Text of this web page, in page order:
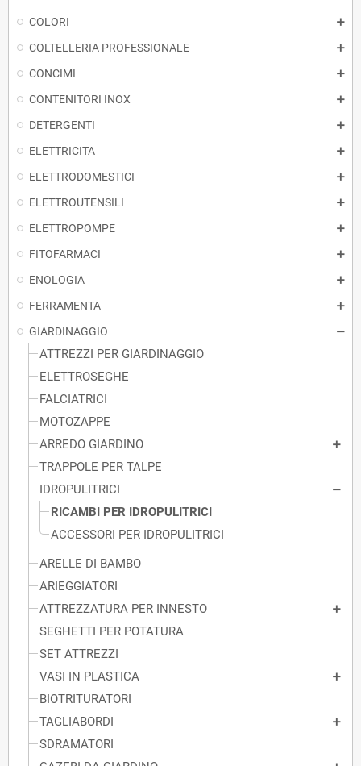
COLORI
COLTELLERIA PROFESSIONALE
CONCIMI
CONTENITORI INOX
DETERGENTI
ELETTRICITA
ELETTRODOMESTICI
ELETTROUTENSILI
ELETTROPOMPE
FITOFARMACI
ENOLOGIA
FERRAMENTA
GIARDINAGGIO
ATTREZZI PER GIARDINAGGIO
ELETTROSEGHE
FALCIATRICI
MOTOZAPPE
ARREDO GIARDINO
TRAPPOLE PER TALPE
IDROPULITRICI
RICAMBI PER IDROPULITRICI
ACCESSORI PER IDROPULITRICI
ARELLE DI BAMBO
ARIEGGIATORI
ATTREZZATURA PER INNESTO
SEGHETTI PER POTATURA
SET ATTREZZI
VASI IN PLASTICA
BIOTRITURATORI
TAGLIABORDI
SDRAMATORI